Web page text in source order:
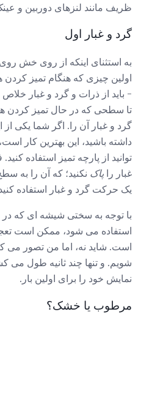
ظریف مانند لنزهای دوربین و
گرد و غبار اول
به استثنای اینکه از روی خش
اولین چیزی که هنگام تمیز
- باید از ذرات و گرد و غبار
تا سطحی که در حال تمیز کردن
گرد و غبار آن را. اگر شما یکی از
داشته باشید، این بهترین کار
توانید از پارچه تمیز استفاده
غبار را پاک نکنید؛ که آن را به
یک حرکت گرد و غبار استفاده
با توجه به سختی شیشه ای که در
استفاده می شود، ممکن است
است. شاید نه، اما من تصور می
شویم. و تنها چند ثانیه طول می
نمایش خود را برای اولین بار.
مرطوب یا خشک؟